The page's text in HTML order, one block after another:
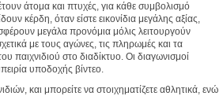
άτομα και πτυχές, για κάθε συμβολισμό
κέρδη, όταν είστε εικονίδια μεγάλης αξίας,
μεγάλα προνόμια μόλις λειτουργούν
με τους αγώνες, τις πληρωμές και τα
παιχνιδιού στο διαδίκτυο. Οι διαγωνισμοί
υποδοχής βίντεο.
και μπορείτε να στοιχηματίζετε αθλητικά, ενώ